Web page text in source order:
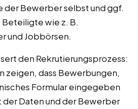
der Bewerber selbst und ggf.
wie z. B.
und Jobbörsen.
den Rekrutierungsprozess:
zeigen, dass Bewerbungen,
Formular eingegeben
Daten und der Bewerber